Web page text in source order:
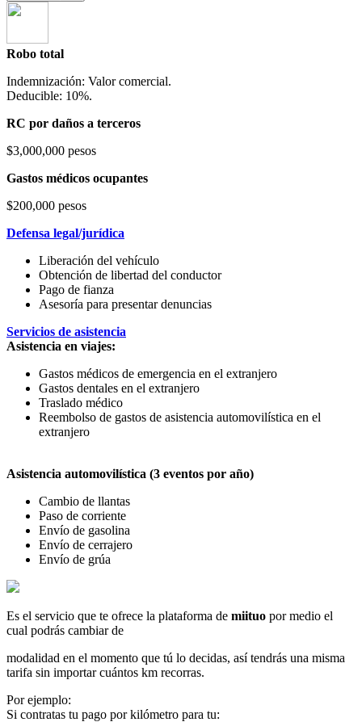
Robo total
Indemnización: Valor comercial.
Deducible: 10%.
RC por daños a terceros
$3,000,000 pesos
Gastos médicos ocupantes
$200,000 pesos
Defensa legal/jurídica
Liberación del vehículo
Obtención de libertad del conductor
Pago de fianza
Asesoría para presentar denuncias
Servicios de asistencia
Asistencia en viajes:
Gastos médicos de emergencia en el extranjero
Gastos dentales en el extranjero
Traslado médico
Reembolso de gastos de asistencia automovilística en el
extranjero
Asistencia automovilística (3 eventos por año)
Cambio de llantas
Paso de corriente
Envío de gasolina
Envío de cerrajero
Envío de grúa
Es el servicio que te ofrece la plataforma de miituo por medio el
cual podrás cambiar de
modalidad en el momento que tú lo decidas, así tendrás una misma
tarifa sin importar cuántos km recorras.
Por ejemplo:
Si contratas tu pago por kilómetro para tu: